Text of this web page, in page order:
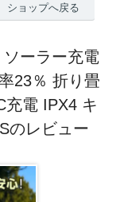
ショップへ戻る
ソーラー充電
23％ 折り畳
充電 IPX4 キ
のレビュー